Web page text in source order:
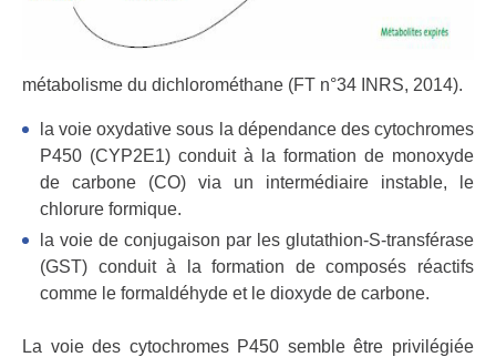
métabolisme du dichlorométhane (FT n°34 INRS, 2014).
la voie oxydative sous la dépendance des cytochromes
P450 (CYP2E1) conduit à la formation de monoxyde
de carbone (CO) via un intermédiaire instable, le
chlorure formique.
la voie de conjugaison par les glutathion-S-transférase
(GST) conduit à la formation de composés réactifs
comme le formaldéhyde et le dioxyde de carbone.
La voie des cytochromes P450 semble être privilégiée